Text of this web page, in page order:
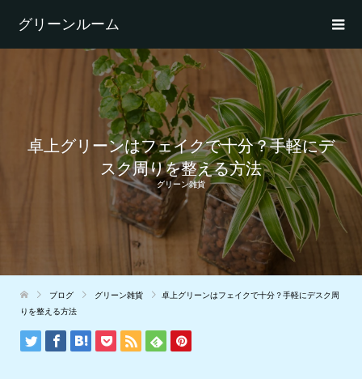
グリーンルーム
卓上グリーンはフェイクで十分？手軽にデ
スク周りを整える方法
グリーン雑貨
ブログ グリーン雑貨
卓上グリーンはフェイクで十分？手軽にデスク周
りを整える方法